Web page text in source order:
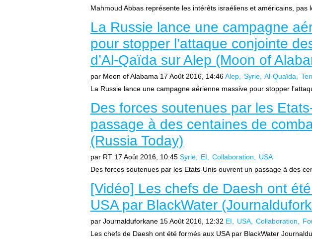
Mahmoud Abbas représente les intérêts israéliens et américains, pas
La Russie lance une campagne
pour stopper l’attaque conjointe
d’Al-Qaïda sur Alep (Moon of
par Moon of Alabama 17 Août 2016, 14:46Alep Syrie Al-Quaïda
La Russie lance une campagne aérienne massive pour stopper
Des forces soutenues par les
passage à des centaines de
(Russia Today)
par RT 17 Août 2016, 10:45 Syrie EI Collaboration
USA
Des forces soutenues par les Etats-Unis ouvrent un passage à des
[Vidéo] Les chefs de Daesh ont
USA par BlackWater
par Journalduforkane 15 Août 2016, 12:32 EI USA Collaboration
Les chefs de Daesh ont été formés aux USA par BlackWater